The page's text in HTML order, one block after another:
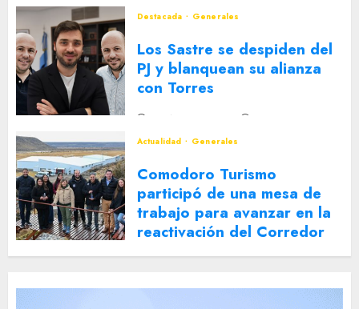
Destacada Generales
Los Sastre se despiden del
PJ y blanquean su alianza
con Torres
2 DE AGOSTO DE 2026
Actualidad
Generales
Comodoro Turismo
participó de una mesa de
trabajo para avanzar en la
reactivación del Corredor
Turístico Integrado